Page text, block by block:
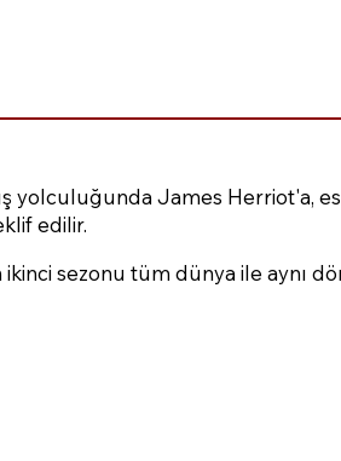
yolculuğunda James Herriot'a,
edilir.
sezonu tüm dünya ile aynı